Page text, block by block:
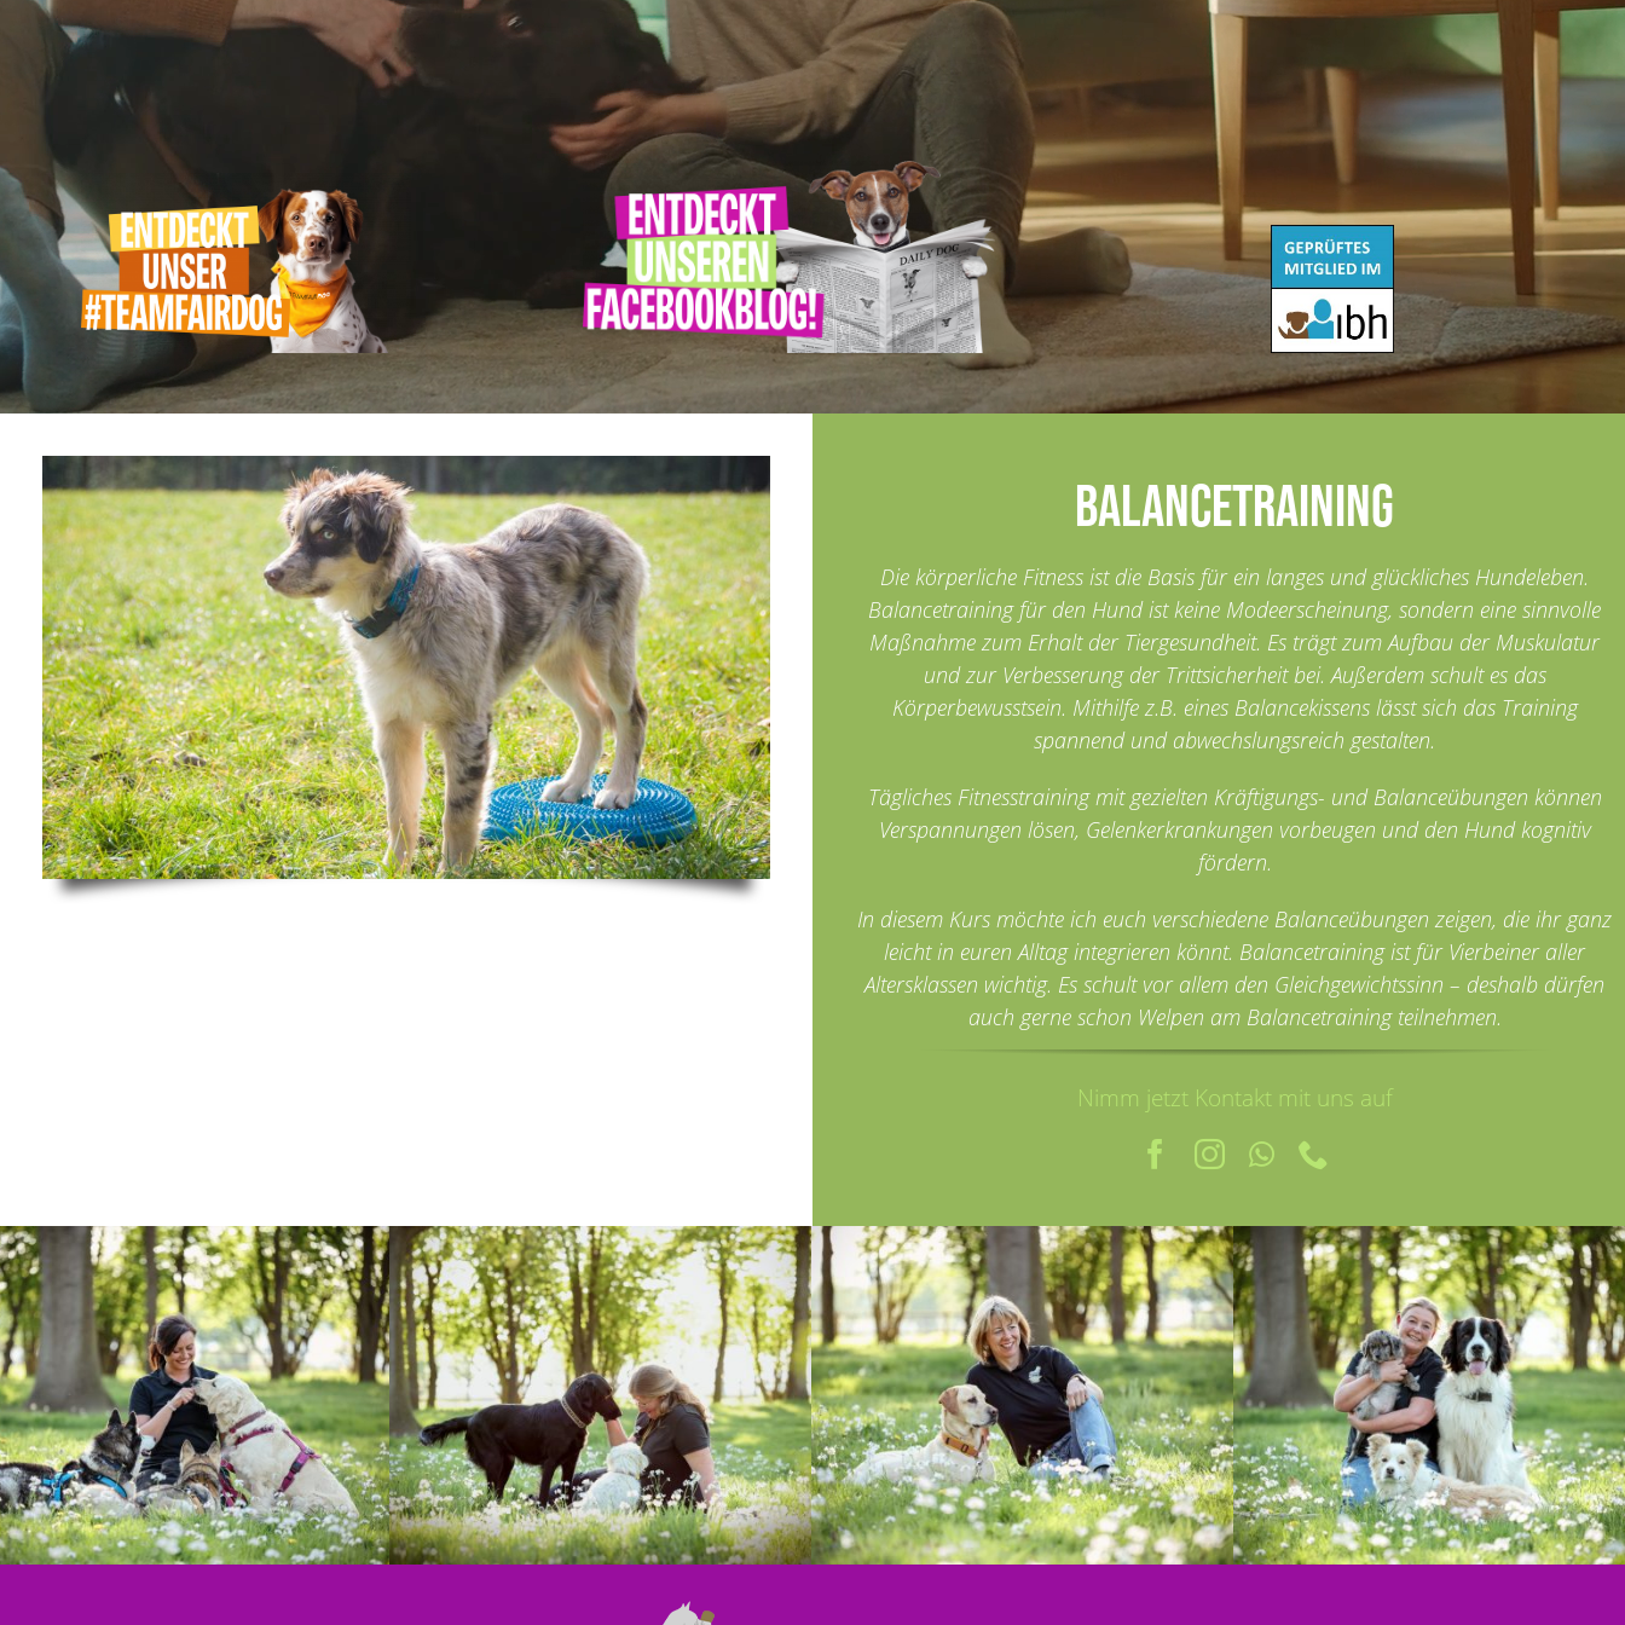
Balancetraining
Die körperliche Fitness ist die Basis für ein langes und glückliches Hundeleben.
Balancetraining für den Hund ist keine Modeerscheinung, sondern eine sinnvolle
Maßnahme zum Erhalt der Tiergesundheit. Es trägt zum Aufbau der Muskulatur
und zur Verbesserung der Trittsicherheit bei. Außerdem schult es das
Körperbewusstsein. Mithilfe z.B. eines Balancekissens lässt sich das Training
spannend und abwechslungsreich gestalten.
Tägliches Fitnesstraining mit gezielten Kräftigungs- und Balanceübungen können
Verspannungen lösen, Gelenkerkrankungen vorbeugen und den Hund kognitiv
fördern.
In diesem Kurs möchte ich euch verschiedene Balanceübungen zeigen, die ihr ganz
leicht in euren Alltag integrieren könnt. Balancetraining ist für Vierbeiner aller
Altersklassen wichtig. Es schult vor allem den Gleichgewichtssinn – deshalb dürfen
auch gerne schon Welpen am Balancetraining teilnehmen.
Nimm jetzt Kontakt mit uns auf